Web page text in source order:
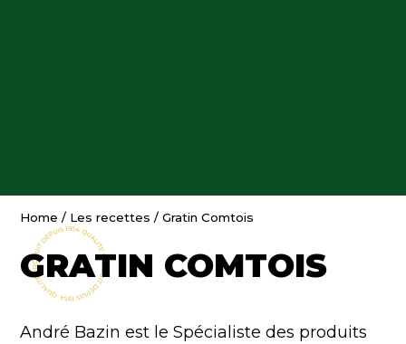
Home / Les recettes /Gratin Comtois
GRATIN COMTOIS
André Bazin est le Spécialiste des produits